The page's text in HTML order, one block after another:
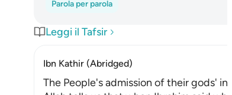
Parola per parola
Leggi il Tafsir
Ibn Kathir (Abridged)
The People's admission of their gods'